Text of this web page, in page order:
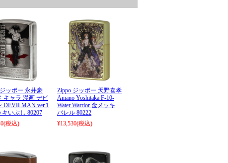
ッポー 永井豪
キャラ 漫画 デビ
DEVILMAN ver.1
キいぶし 80207
(税込)
Zippo ジッポー 天野喜孝
Amano Yoshitaka F-10-
Water Warrior 金メッキ
バレル 80222
¥13,530(税込)